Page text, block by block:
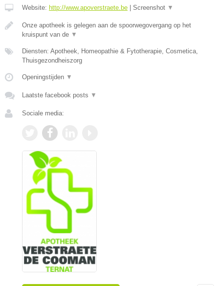
Website: http://www.apoverstraete.be Screenshot ▼
Onze apotheek is gelegen aan de spoorwegovergang op het
kruispunt van de ▼
Diensten: Apotheek, Homeopathie & Fytotherapie, Cosmetica,
Thuisgezondheiszorg
Openingstijden ▼
Laatste facebook posts ▼
Sociale media: